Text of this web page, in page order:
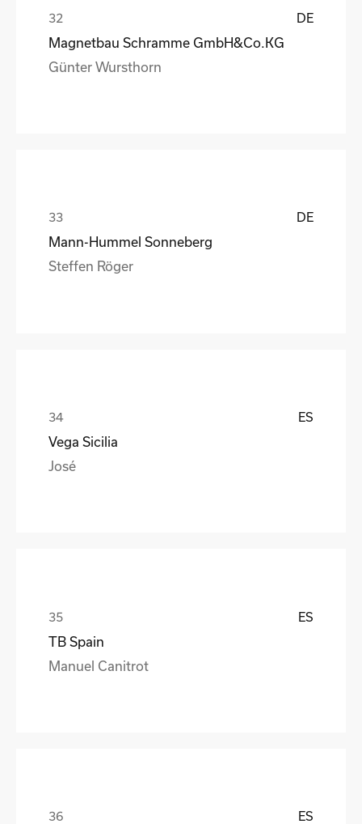
DE
Magnetbau Schramme GmbH&Co.KG
Günter Wursthorn
DE
Mann-Hummel Sonneberg
Steffen Röger
ES
Vega Sicilia
José
ES
TB Spain
Manuel Canitrot
ES